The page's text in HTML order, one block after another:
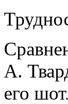
А.
его